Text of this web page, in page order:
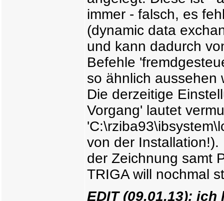
immer - falsch, es
(dynamic data
und kann dadurch
Befehle
so ähnlich aussehen
Die derzeitige
Vorgang' lautet
von der
der Zeichnung samt
TRIGA will nochmal
EDIT (09.01.13):